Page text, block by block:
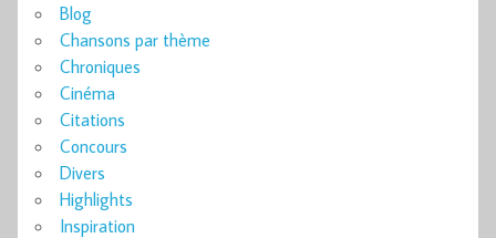
Blog
Chansons par thème
Chroniques
Cinéma
Citations
Concours
Divers
Highlights
Inspiration